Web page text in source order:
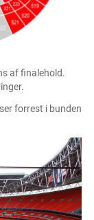
af finalehold.
forrest i bunden